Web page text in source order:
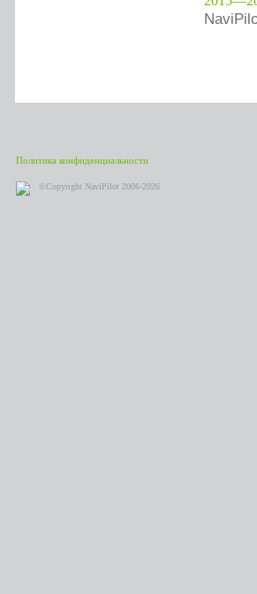
Политика конфиденциальности
©Copyright NaviPilot 2006-2026